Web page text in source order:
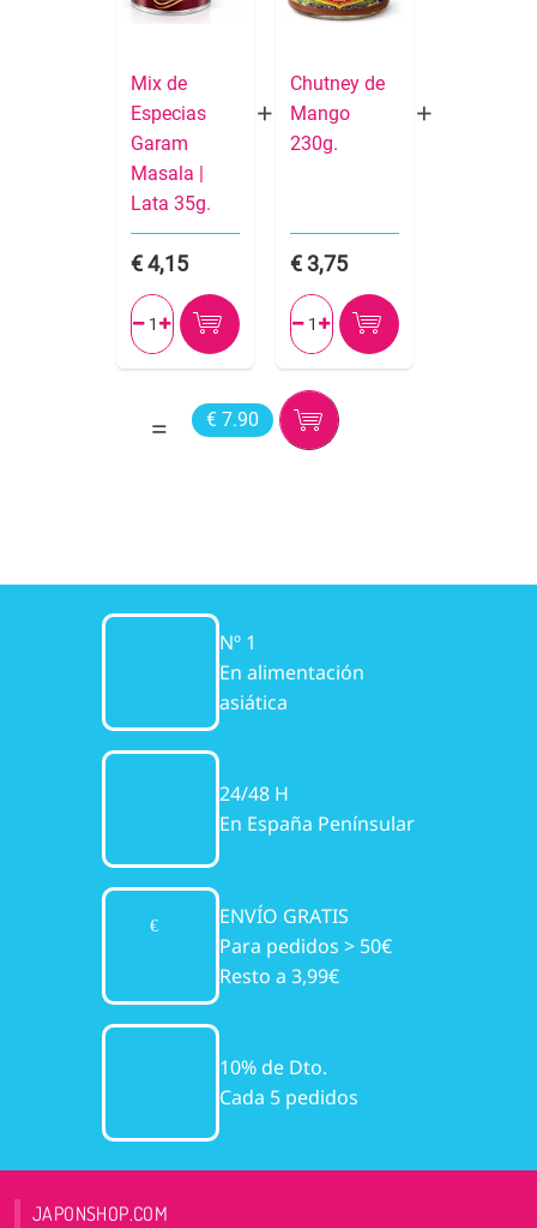
Mix de
Especias
Garam
Masala |
Lata 35g.
4,15
 
Chutney de
Mango
230g.
3,75
 
€ 7.90
Nº 1
En alimentación
asiática
24/48 H
En España Penínsular
ENVÍO GRATIS
Para pedidos > 50€
Resto a 3,99€
10% de Dto.
Cada 5 pedidos
JAPONSHOP.COM